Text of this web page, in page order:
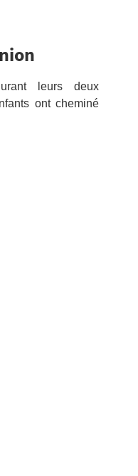
leurs deux
ont cheminé